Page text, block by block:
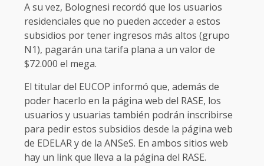
A su vez, Bolognesi recordó que los usuarios
residenciales que no pueden acceder a estos
subsidios por tener ingresos más altos (grupo
N1), pagarán una tarifa plana a un valor de
$72.000 el mega.
El titular del EUCOP informó que, además de
poder hacerlo en la página web del RASE, los
usuarios y usuarias también podrán inscribirse
para pedir estos subsidios desde la página web
de EDELAR y de la ANSeS. En ambos sitios web
hay un link que lleva a la página del RASE.